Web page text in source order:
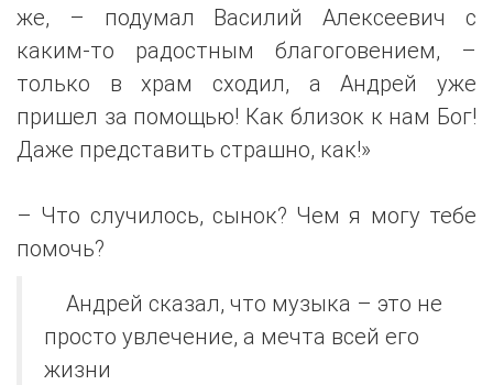
же, – подумал Василий Алексеевич с
каким-то радостным благоговением, –
только в храм сходил, а Андрей уже
пришел за помощью! Как близок к нам Бог!
Даже представить страшно, как!»
– Что случилось, сынок? Чем я могу тебе
помочь?
Андрей сказал, что музыка – это не
просто увлечение, а мечта всей его
жизни